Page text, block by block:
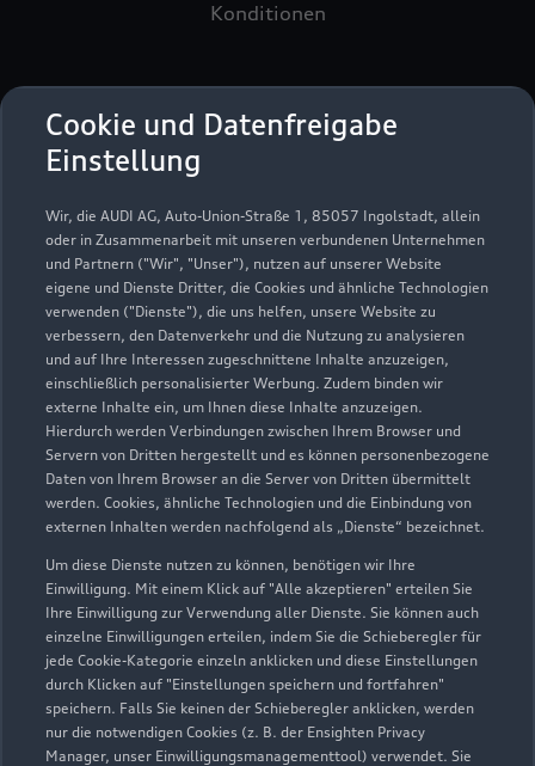
Cookie und Datenfreigabe
Einstellung
Wir, die AUDI AG, Auto-Union-Straße 1, 85057 Ingolstadt, allein
oder in Zusammenarbeit mit unseren verbundenen Unternehmen
und Partnern ("Wir", "Unser"), nutzen auf unserer Website
eigene und Dienste Dritter, die Cookies und ähnliche Technologien
verwenden ("Dienste"), die uns helfen, unsere Website zu
verbessern, den Datenverkehr und die Nutzung zu analysieren
und auf Ihre Interessen zugeschnittene Inhalte anzuzeigen,
einschließlich personalisierter Werbung. Zudem binden wir
externe Inhalte ein, um Ihnen diese Inhalte anzuzeigen.
Hierdurch werden Verbindungen zwischen Ihrem Browser und
Servern von Dritten hergestellt und es können personenbezogene
Daten von Ihrem Browser an die Server von Dritten übermittelt
werden. Cookies, ähnliche Technologien und die Einbindung von
externen Inhalten werden nachfolgend als „Dienste“ bezeichnet.
Um diese Dienste nutzen zu können, benötigen wir Ihre
Einwilligung. Mit einem Klick auf "Alle akzeptieren" erteilen Sie
Ihre Einwilligung zur Verwendung aller Dienste. Sie können auch
einzelne Einwilligungen erteilen, indem Sie die Schieberegler für
jede Cookie-Kategorie einzeln anklicken und diese Einstellungen
durch Klicken auf "Einstellungen speichern und fortfahren"
speichern. Falls Sie keinen der Schieberegler anklicken, werden
nur die notwendigen Cookies (z. B. der Ensighten Privacy
Manager, unser Einwilligungsmanagementtool) verwendet. Sie
Konditionen
Wir beraten Sie gerne
und Ansprechpartner.
Zur Teamübersicht